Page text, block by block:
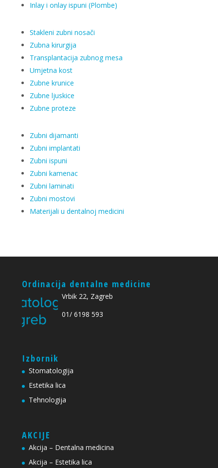
Inlay i onlay ispuni (Plombe)
Stakleni zubni nosači
Zubna kirurgija
Transplantacija zubnog mesa
Umjetna kost
Zubne krunice
Zubne ljuskice
Zubne proteze
Zubni dijamanti
Zubni implantati
Zubni ispuni
Zubni kamenac
Zubni laminati
Zubni mostovi
Materijali u dentalnoj medicini
Ordinacija dentalne medicine
Vrbik 22, Zagreb
01/ 6198 593
Izbornik
Stomatologija
Estetika lica
Tehnologija
AKCIJE
Akcija – Dentalna medicina
Akcija – Estetika lica